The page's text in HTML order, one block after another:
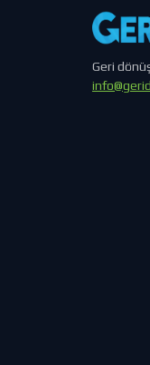
sıvıların...
Geri